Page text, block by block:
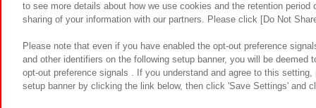
to see more details about how we use cookies and the retention
sharing of your information with our partners. Please click [Do Not
Please note that even if you have enabled the opt-out preference
and other identifiers on the following setup banner, you will be
opt-out preference signals . If you understand and agree to this
setup banner by clicking the link below, then click 'Save Settings' and